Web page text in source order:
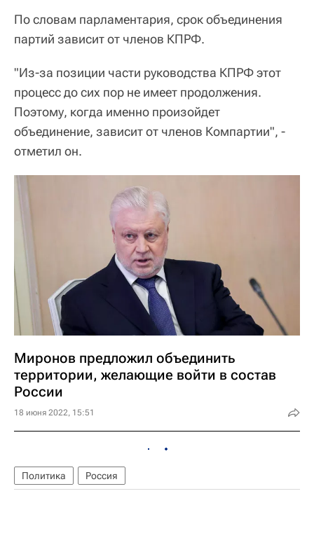
По словам парламентария, срок объединения
партий зависит от членов КПРФ.
"Из-за позиции части руководства КПРФ этот
процесс до сих пор не имеет продолжения.
Поэтому, когда именно произойдет
объединение, зависит от членов Компартии", -
отметил он.
Миронов предложил объединить
территории, желающие войти в состав
России
18 июня 2022, 15:51
Политика Россия